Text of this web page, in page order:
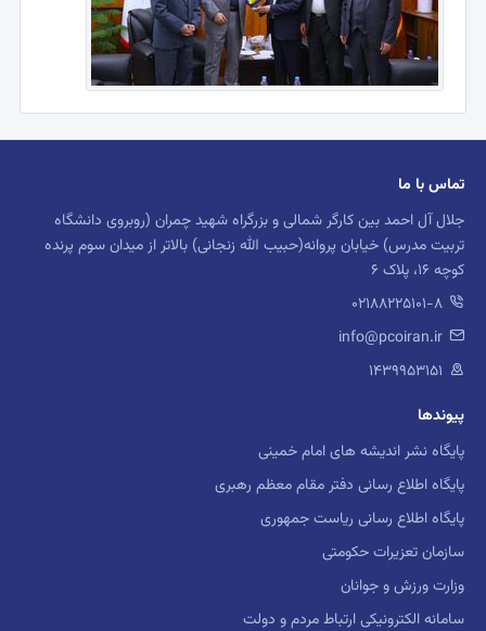
تماس با ما
جلال آل احمد بین کارگر شمالی و بزرگراه شهید چمران (روبروی دانشگاه
تربیت مدرس) خیابان پروانه(حبیب الله زنجانی) بالاتر از میدان سوم پرنده
کوچه 16، پلاک 6
02188225101-8
info@pcoiran.ir
۱۴۳۹۹۵۳۱۵۱
پیوندها
پایگاه نشر اندیشه های امام خمینی
پایگاه اطلاع رسانی دفتر مقام معظم رهبری
پایگاه اطلاع رسانی ریاست جمهوری
سازمان تعزیرات حکومتی
وزارت ورزش و جوانان
سامانه الکترونیکی ارتباط مردم و دولت